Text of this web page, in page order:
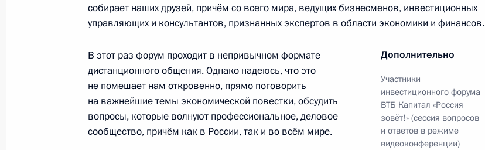
29 октября 2020 года, 15:30
28 октября 2020 года, среда
Совещание с членами Правительства
28 октября 2020 года, 14:30 Московская область, Ново-Огарёво
собирает наших друзей, причём со всего мира, ведущих бизнесменов, инвестиционных
управляющих и консультантов, признанных экспертов в области экономики и финансов.
Дополнительно
Участники
инвестиционного форума
ВТБ Капитал «Россия
зовёт!» (сессия вопросов
и ответов в режиме
видеоконференции)
В этот раз форум проходит в непривычном формате
дистанционного общения. Однако надеюсь, что это
не помешает нам откровенно, прямо поговорить
на важнейшие темы экономической повестки, обсудить
вопросы, которые волнуют профессиональное, деловое
сообщество, причём как в России, так и во всём мире.